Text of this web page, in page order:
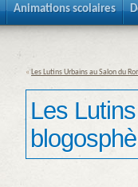
Animations scolaires
« Les Lutins Urbains au Salon du
Les